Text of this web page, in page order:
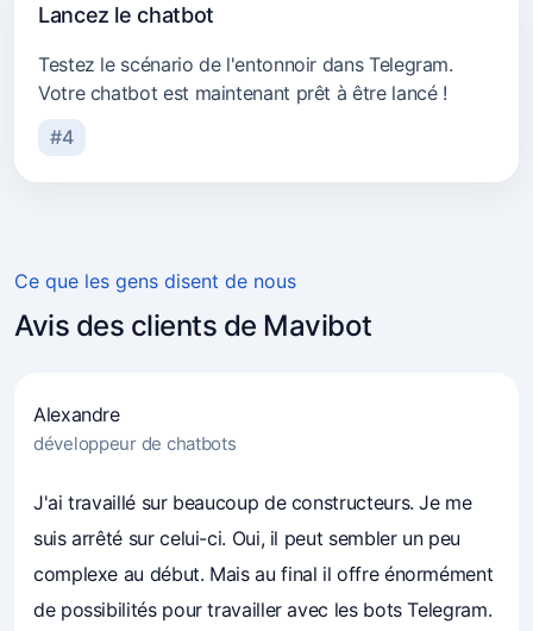
Lancez le chatbot
Testez le scénario de l'entonnoir dans Telegram.
Votre chatbot est maintenant prêt à être lancé !
#4
Ce que les gens disent de nous
Avis des clients de Mavibot
Les entrepreneurs font confiance à Mavibot
Alexandre
développeur de chatbots
J'ai travaillé sur beaucoup de constructeurs. Je me
suis arrêté sur celui-ci. Oui, il peut sembler un peu
complexe au début. Mais au final il offre énormément
de possibilités pour travailler avec les bots Telegram.